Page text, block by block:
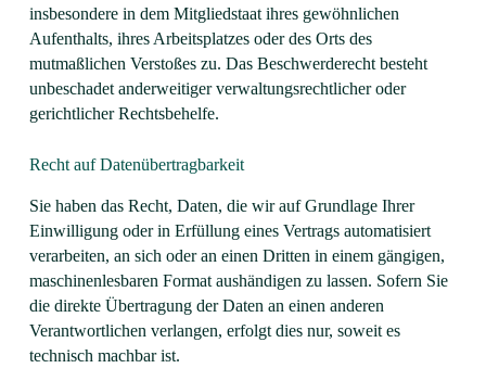
insbesondere in dem Mitgliedstaat ihres gewöhnlichen
Aufenthalts, ihres Arbeitsplatzes oder des Orts des
mutmaßlichen Verstoßes zu. Das Beschwerderecht besteht
unbeschadet anderweitiger verwaltungsrechtlicher oder
gerichtlicher Rechtsbehelfe.
Recht auf Daten­übertrag­barkeit
Sie haben das Recht, Daten, die wir auf Grundlage Ihrer
Einwilligung oder in Erfüllung eines Vertrags automatisiert
verarbeiten, an sich oder an einen Dritten in einem gängigen,
maschinenlesbaren Format aushändigen zu lassen. Sofern Sie
die direkte Übertragung der Daten an einen anderen
Verantwortlichen verlangen, erfolgt dies nur, soweit es
technisch machbar ist.